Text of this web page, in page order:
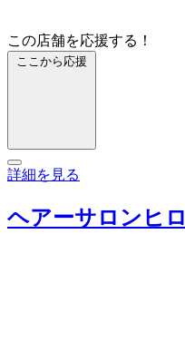
この店舗を応援する！
ここから応援
詳細を見る
ヘアーサロンヒロ